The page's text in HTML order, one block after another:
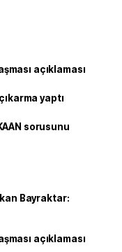
açıklaması
yaptı
sorusunu
Bayraktar:
açıklaması